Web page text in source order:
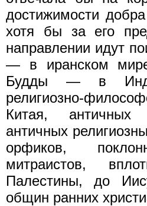
достижимости
хотя бы за его
направлении идут
— в иранском
Будды — в
религиозно-
Китая,
античных
орфиков,
митраистов,
Палестины, до
общин ранних